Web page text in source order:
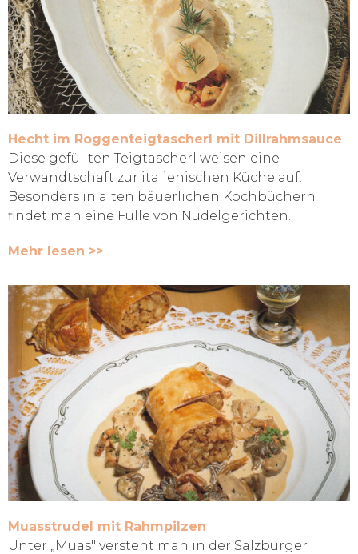
Hecht im Roggenteigtascherl mit Dillrahmsauce
Diese gefüllten Teigtascherl weisen eine
Verwandtschaft zur italienischen Küche auf.
Besonders in alten bäuerlichen Kochbüchern
findet man eine Fülle von Nudelgerichten.
Mehr lesen >>
Muasstrudel mit Rahmpilzen
Unter „Muas" versteht man in der Salzburger